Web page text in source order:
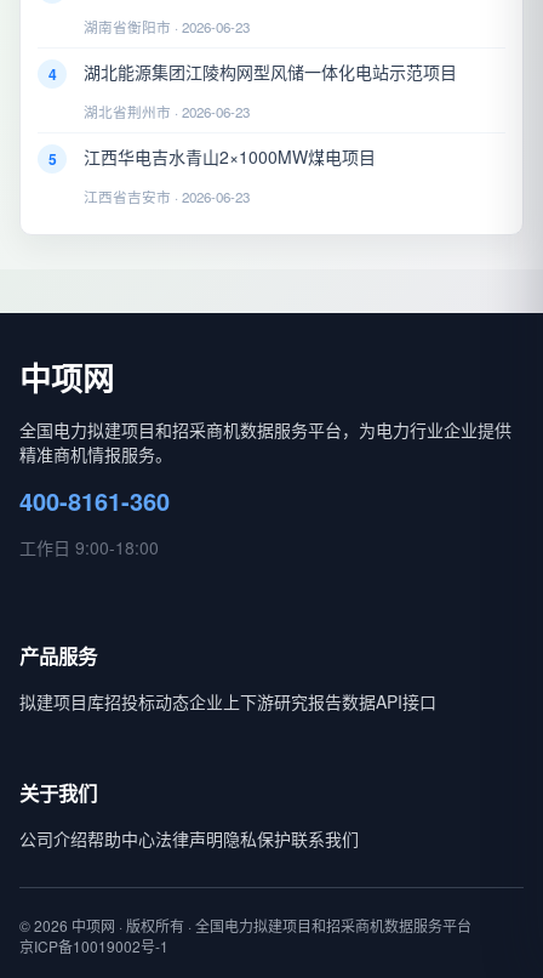
湖南省衡阳市 · 2026-06-23
4 湖北能源集团江陵构网型风储一体化电站示范项目
湖北省荆州市 · 2026-06-23
5 江西华电吉水青山2×1000MW煤电项目
江西省吉安市 · 2026-06-23
中项网
全国电力拟建项目和招采商机数据服务平台，为电力行业企业提供
精准商机情报服务。
400-8161-360
工作日 9:00-18:00
产品服务
拟建项目库招投标动态企业上下游研究报告数据API接口
关于我们
公司介绍帮助中心法律声明隐私保护联系我们
© 2026 中项网 · 版权所有 · 全国电力拟建项目和招采商机数据服务平台
京ICP备10019002号-1